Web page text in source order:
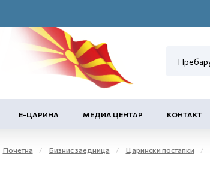
Е-ЦАРИНА МЕДИА ЦЕНТАР КОНТАКТ
Почетна Бизнис заедница Царински постапки